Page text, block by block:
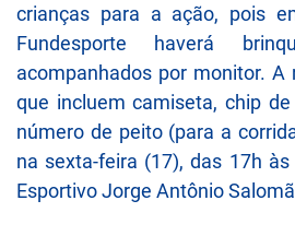
crianças para a ação, pois
Fundesporte haverá
acompanhados por monitor.
que incluem camiseta, chip
número de peito (para a
na sexta-feira (17), das 17h
Esportivo Jorge Antônio